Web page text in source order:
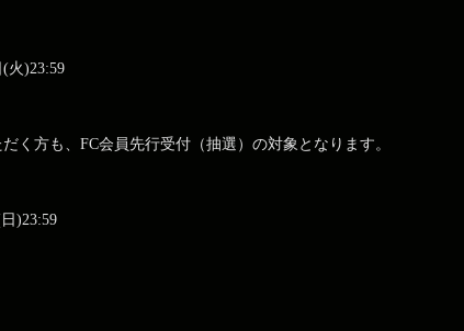
火)23:59
く方も、FC会員先行受付（抽選）の対象となります。
)23:59